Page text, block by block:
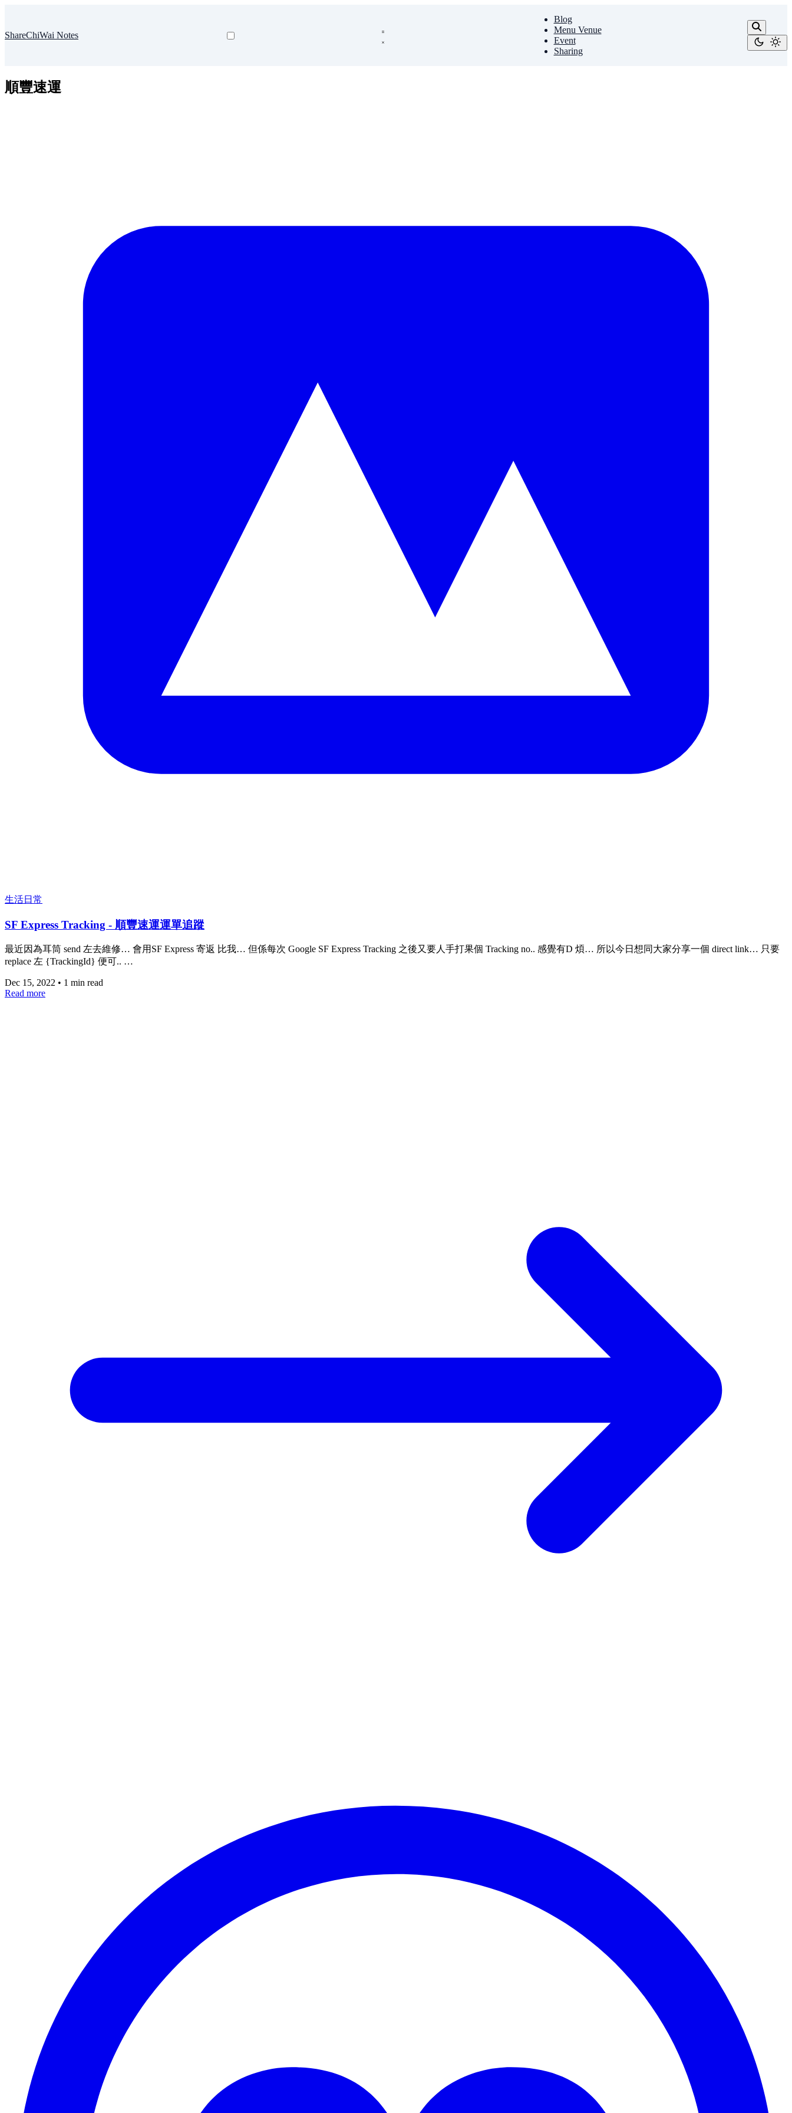
ShareChiWai Notes
Blog
Menu Venue
Event
Sharing
順豐速運
生活日常
SF Express Tracking - 順豐速運運單追蹤
最近因為耳筒 send 左去維修… 會用SF Express 寄返 比我… 但係每次 Google SF Express Tracking 之後又要人手打果個 Tracking no.. 感覺有D 煩… 所以今日想同大家分享一個 direct link… 只要
replace 左 {TrackingId} 便可.. …
Dec 15, 2022 • 1 min read
Read more